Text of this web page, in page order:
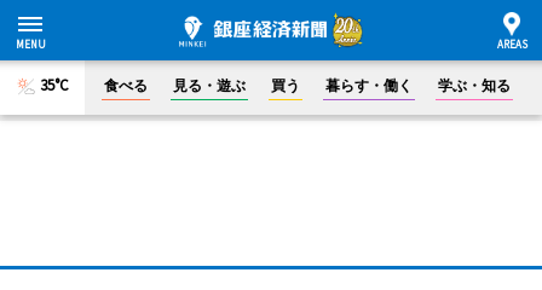
35°C 食べる 見る・遊ぶ 買う 暮らす・働く 学ぶ・知る